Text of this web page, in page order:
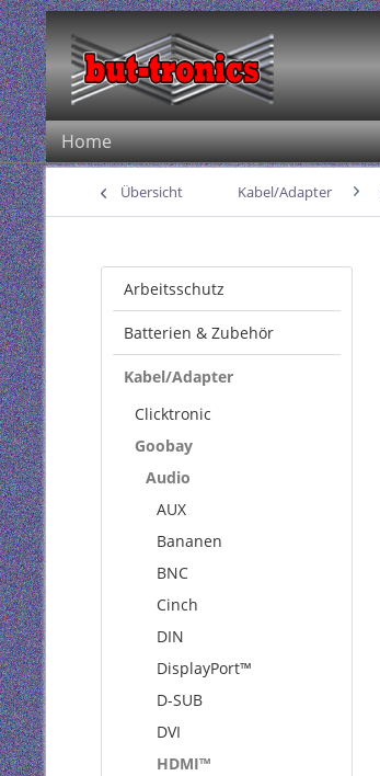
Home
Übersicht Kabel/Adapter
Arbeitsschutz
Batterien & Zubehör
Kabel/Adapter
Clicktronic
Goobay
Audio
AUX
Bananen
BNC
Cinch
DIN
DisplayPort™
D-SUB
DVI
HDMI™